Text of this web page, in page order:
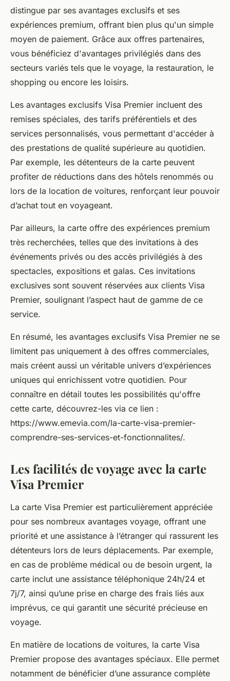
distingue par ses avantages exclusifs et ses
expériences premium, offrant bien plus qu'un simple
moyen de paiement. Grâce aux offres partenaires,
vous bénéficiez d'avantages privilégiés dans des
secteurs variés tels que le voyage, la restauration, le
shopping ou encore les loisirs.
Les avantages exclusifs Visa Premier incluent des
remises spéciales, des tarifs préférentiels et des
services personnalisés, vous permettant d'accéder à
des prestations de qualité supérieure au quotidien.
Par exemple, les détenteurs de la carte peuvent
profiter de réductions dans des hôtels renommés ou
lors de la location de voitures, renforçant leur pouvoir
d’achat tout en voyageant.
Par ailleurs, la carte offre des expériences premium
très recherchées, telles que des invitations à des
événements privés ou des accès privilégiés à des
spectacles, expositions et galas. Ces invitations
exclusives sont souvent réservées aux clients Visa
Premier, soulignant l’aspect haut de gamme de ce
service.
En résumé, les avantages exclusifs Visa Premier ne se
limitent pas uniquement à des offres commerciales,
mais créent aussi un véritable univers d’expériences
uniques qui enrichissent votre quotidien. Pour
connaître en détail toutes les possibilités qu'offre
cette carte, découvrez-les via ce lien :
https://www.emevia.com/la-carte-visa-premier-
comprendre-ses-services-et-fonctionnalites/.
Les facilités de voyage avec la carte
Visa Premier
La carte Visa Premier est particulièrement appréciée
pour ses nombreux avantages voyage, offrant une
priorité et une assistance à l’étranger qui rassurent les
détenteurs lors de leurs déplacements. Par exemple,
en cas de problème médical ou de besoin urgent, la
carte inclut une assistance téléphonique 24h/24 et
7j/7, ainsi qu’une prise en charge des frais liés aux
imprévus, ce qui garantit une sécurité précieuse en
voyage.
En matière de locations de voitures, la carte Visa
Premier propose des avantages spéciaux. Elle permet
notamment de bénéficier d’une assurance complète